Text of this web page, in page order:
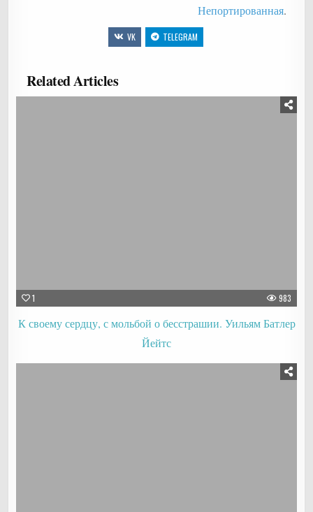
Непортированная.
VK TELEGRAM
Related Articles
1 983
К своему сердцу, с мольбой о бесстрашии. Уильям Батлер
Йейтс